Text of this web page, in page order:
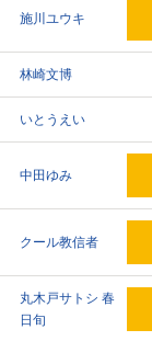
施川ユウキ
林崎文博
いとうえい
中田ゆみ
クール教信者
丸木戸サトシ 春
日旬